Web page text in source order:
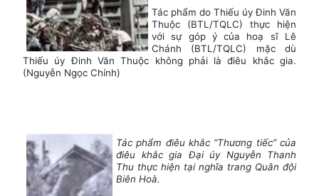
Tác phẩm do Thiếu úy Đinh Văn
Thuộc (BTL/TQLC) thực hiện
với sự góp ý của hoạ sĩ Lê
Chánh (BTL/TQLC) mặc dù
Thiếu úy Đinh Văn Thuộc không phải là điêu khắc gia.
(Nguyễn Ngọc Chính)
Tác phẩm điêu khắc “Thương tiếc” của
điêu khắc gia Đại úy Nguyễn Thanh
Thu thực hiện tại nghĩa trang Quân đội
Biên Hoà.